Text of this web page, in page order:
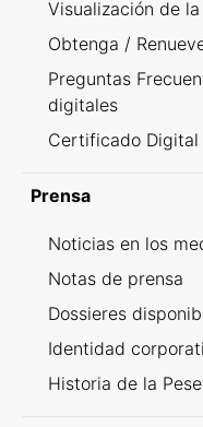
Visualización de
Obtenga /
Preguntas
digitales
Certificado
Prensa
Noticias en los
Notas de prensa
Dossieres
Identidad
Historia de la